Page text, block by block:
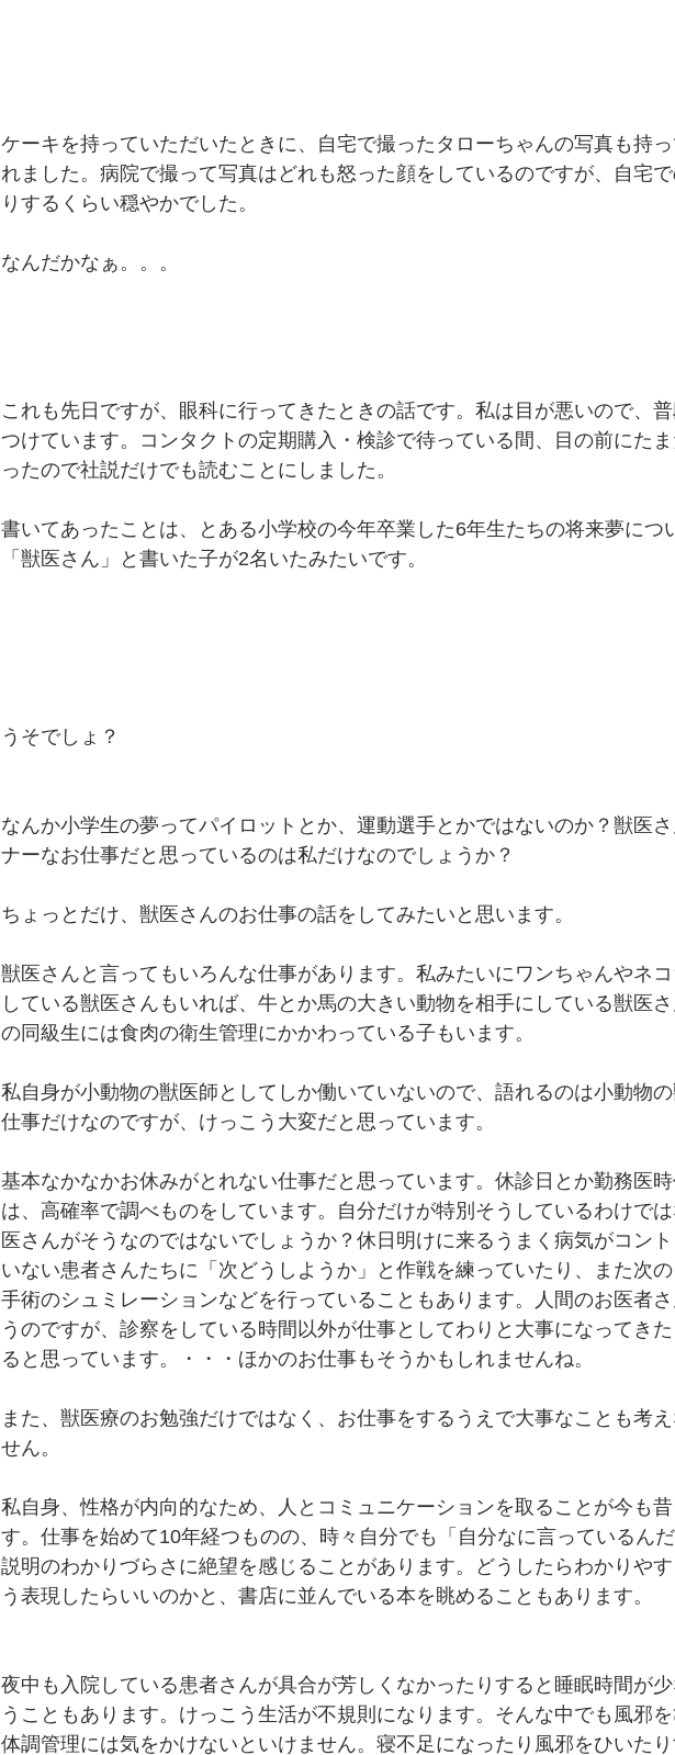
ケーキを持っていただいたときに、自宅で撮ったタローちゃんの写真も持っ
れました。病院で撮って写真はどれも怒った顔をしているのですが、自宅で
りするくらい穏やかでした。
なんだかなぁ。。。
これも先日ですが、眼科に行ってきたときの話です。私は目が悪いので、
つけています。コンタクトの定期購入・検診で待っている間、目の前にた
ったので社説だけでも読むことにしました。
書いてあったことは、とある小学校の今年卒業した6年生たちの将来夢につ
「獣医さん」と書いた子が2名いたみたいです。
うそでしょ？
なんか小学生の夢ってパイロットとか、運動選手とかではないのか？獣医
ナーなお仕事だと思っているのは私だけなのでしょうか？
ちょっとだけ、獣医さんのお仕事の話をしてみたいと思います。
獣医さんと言ってもいろんな仕事があります。私みたいにワンちゃんやネ
している獣医さんもいれば、牛とか馬の大きい動物を相手にしている獣医
の同級生には食肉の衛生管理にかかわっている子もいます。
私自身が小動物の獣医師としてしか働いていないので、語れるのは小動物
仕事だけなのですが、けっこう大変だと思っています。
基本なかなかお休みがとれない仕事だと思っています。休診日とか勤務医
は、高確率で調べものをしています。自分だけが特別そうしているわけで
医さんがそうなのではないでしょうか？休日明けに来るうまく病気がコン
いない患者さんたちに「次どうしようか」と作戦を練っていたり、また次
手術のシュミレーションなどを行っていることもあります。人間のお医者
うのですが、診察をしている時間以外が仕事としてわりと大事になってき
ると思っています。・・・ほかのお仕事もそうかもしれませんね。
また、獣医療のお勉強だけではなく、お仕事をするうえで大事なことも考
せん。
私自身、性格が内向的なため、人とコミュニケーションを取ることが今も
す。仕事を始めて10年経つものの、時々自分でも「自分なに言っているん
説明のわかりづらさに絶望を感じることがあります。どうしたらわかりや
う表現したらいいのかと、書店に並んでいる本を眺めることもあります。
夜中も入院している患者さんが具合が芳しくなかったりすると睡眠時間が
うこともあります。けっこう生活が不規則になります。そんな中でも風邪
体調管理には気をかけないといけません。寝不足になったり風邪をひいた